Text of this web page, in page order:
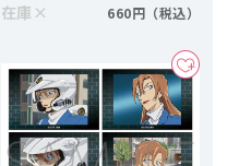
在庫 × 660円